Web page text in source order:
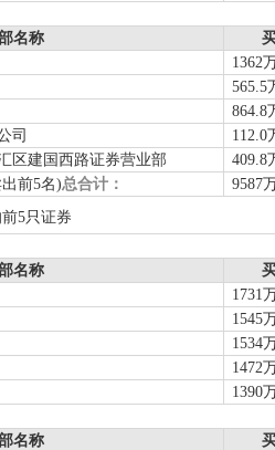
名称
1362
565.5
864.8
司
112.0
区建国西路证券营业部
409.8
前5名)总合计： 9587
5只证券
名称
1731
1545
1534
1472
1390
名称